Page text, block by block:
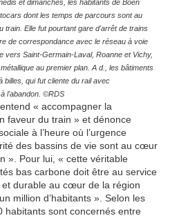
et dimanches, les habitants de Boën
dont les temps de parcours sont au
train. Elle fut pourtant gare d'arrêt de trains
de correspondance avec le réseau à voie
vers Saint-Germain-Laval, Roanne et Vichy,
au premier plan. A d., les bâtiments
billes, qui fut cliente du rail avec
l'abandon. ©RDS
« accompagner la
faveur du train » et dénonce
à l’heure où l’urgence
des bassins de vie sont au cœur
». Pour lui, « cette véritable
bas carbone doit être au service
et durable au cœur de la région
million d’habitants ». Selon les
habitants sont concernés entre